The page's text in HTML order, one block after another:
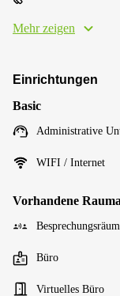
Mehr zeigen
Einrichtungen
Basic
Administrative
WIFI / Internet
Vorhandene
Büro
Virtuelles Büro